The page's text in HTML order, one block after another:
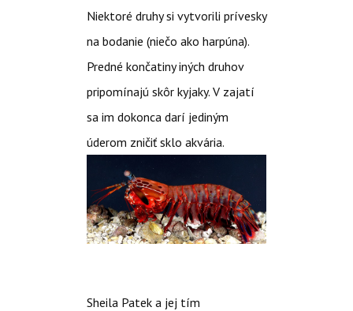
Niektoré druhy si vytvorili prívesky
na bodanie (niečo ako harpúna).
Predné končatiny iných druhov
pripomínajú skôr kyjaky. V zajatí
sa im dokonca darí jediným
úderom zničiť sklo akvária.
Sheila Patek a jej tím